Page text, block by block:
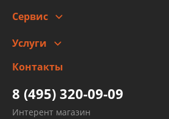
Сервис
Заправка кондиционера авто
Детейлинг
Услуги
высокого давления
Тормозных трубок
Рукавов гидроусилителей
Контакты
8 (495) 320-09-09
Интерент магазин